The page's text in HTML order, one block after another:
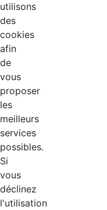
utilisons
des
cookies
afin
de
vous
proposer
les
meilleurs
services
possibles.
Si
vous
déclinez
l'utilisation